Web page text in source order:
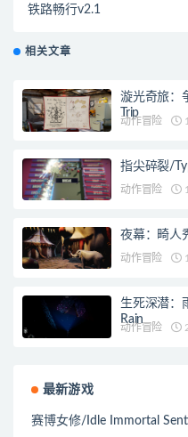
铁路畅行v2.1
相关文章
漩光奇旅：
Trip
动作冒险
指尖碎裂/
动作冒险
夜幕：畸人
动作冒险
生死深潜：
Rain
动作冒险
最新游戏
赛博女修/Idle Immortal